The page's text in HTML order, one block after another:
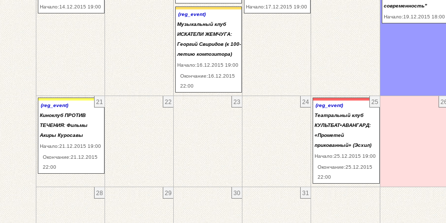
Начало:14.12.2015 19:00
(reg_event)
Музыкальный клуб
ИСКАТЕЛИ ЖЕМЧУГА:
Георгий Свиридов (к 100-
летию композитора)
Начало:16.12.2015 19:00
Окончание:16.12.2015
22:00
Начало:17.12.2015 19:00
современность"
Начало:19.12.2015 18:00
21
(reg_event)
Киноклуб ПРОТИВ
ТЕЧЕНИЯ: Фильмы
Акиры Куросавы
Начало:21.12.2015 19:00
Окончание:21.12.2015
22:00
22 23 24 25
(reg_event)
Театральный клуб
КУЛЬТБАТ•АВАНГАРД:
«Прометей
прикованный» (Эсхил)
Начало:25.12.2015 19:00
Окончание:25.12.2015
22:00
28 29 30 31